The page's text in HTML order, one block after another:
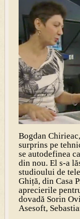
Bogdan
surprins pe
se autodefinea
din nou. El s-a
studioului de
Ghiță, din Casa
aprecierile
dovadă Sorin
Asesoft,